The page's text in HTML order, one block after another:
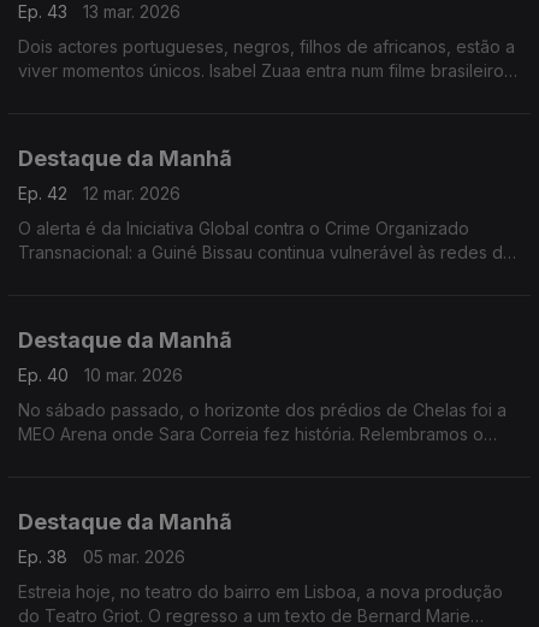
Ep. 43
13 mar. 2026
Dois actores portugueses, negros, filhos de africanos, estão a
viver momentos únicos. Isabel Zuaa entra num filme brasileiro
Destaque da Manhã
Ep. 42
12 mar. 2026
O alerta é da Iniciativa Global contra o Crime Organizado
Transnacional: a Guiné Bissau continua vulnerável às redes de
Destaque da Manhã
Ep. 40
10 mar. 2026
No sábado passado, o horizonte dos prédios de Chelas foi a
MEO Arena onde Sara Correia fez história. Relembramos o
Destaque da Manhã
Ep. 38
05 mar. 2026
Estreia hoje, no teatro do bairro em Lisboa, a nova produção
do Teatro Griot. O regresso a um texto de Bernard Marie